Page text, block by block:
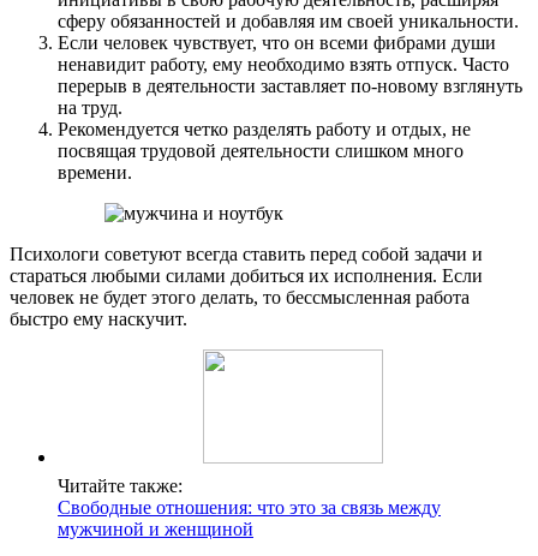
сферу обязанностей и добавляя им своей уникальности.
Если человек чувствует, что он всеми фибрами души
ненавидит работу, ему необходимо взять отпуск. Часто
перерыв в деятельности заставляет по-новому взглянуть
на труд.
Рекомендуется четко разделять работу и отдых, не
посвящая трудовой деятельности слишком много
времени.
Психологи советуют всегда ставить перед собой задачи и
стараться любыми силами добиться их исполнения. Если
человек не будет этого делать, то бессмысленная работа
быстро ему наскучит.
Читайте также:
Свободные отношения: что это за связь между
мужчиной и женщиной